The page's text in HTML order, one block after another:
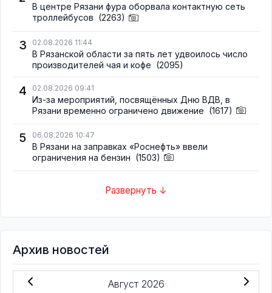
В центре Рязани фура оборвала контактную сеть
троллейбусов (2263)
3 02.08.2026 11:44
В Рязанской области за пять лет удвоилось число
производителей чая и кофе (2095)
4 02.08.2026 09:41
Из-за мероприятий, посвящённых Дню ВДВ, в
Рязани временно ограничено движение (1617)
5 06.08.2026 10:47
В Рязани на заправках «Роснефть» ввели
ограничения на бензин (1503)
Развернуть ↓
Архив новостей
Август 2026